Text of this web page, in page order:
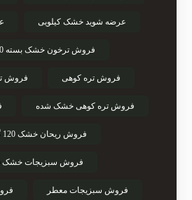
عرضه شوید خشک کیلویی
فروش ترخون خشک بسته 90 گرمی
فروش تره کوهی فروش
فروش تره کوهی خشک شده
فروش ریحان خشک 120 گرمی
فروش سبزیجات خشک
فروش سبزیجات معطر